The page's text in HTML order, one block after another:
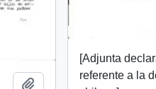
Add to clipboard
[Adjunta
referente a la